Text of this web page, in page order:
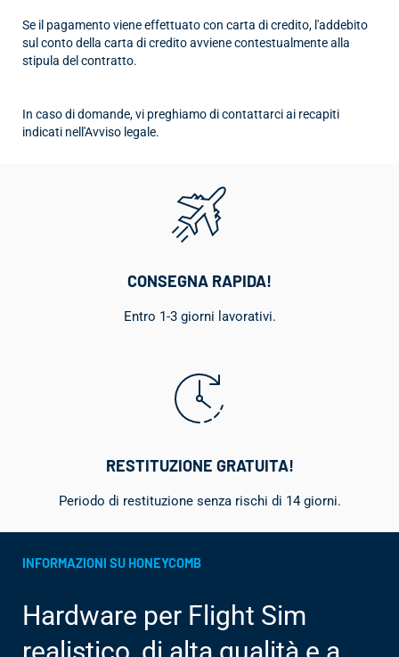
Se il pagamento viene effettuato con carta di credito, l'addebito
sul conto della carta di credito avviene contestualmente alla
stipula del contratto.
In caso di domande, vi preghiamo di contattarci ai recapiti
indicati nell'Avviso legale.
CONSEGNA RAPIDA!
Entro 1-3 giorni lavorativi.
RESTITUZIONE GRATUITA!
Periodo di restituzione senza rischi di 14 giorni.
INFORMAZIONI SU HONEYCOMB
Hardware per Flight Sim